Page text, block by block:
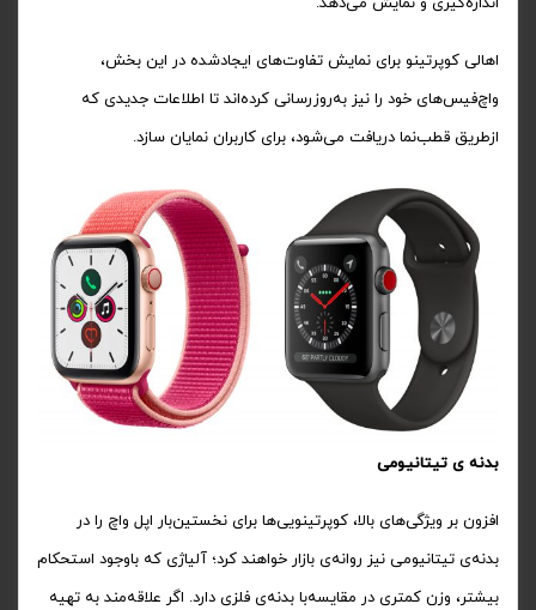
اهالی کوپرتینو برای نمایش تفاوت‌های ایجادشده در این بخش،
واچ‌فیس‌های خود را نیز به‌روزرسانی کرده‌اند تا اطلاعات جدیدی که
ازطریق قطب‌نما دریافت می‌شود، برای کاربران نمایان سازد.
بدنه ی تیتانیومی
افزون‌ بر ویژگی‌های بالا، کوپرتینویی‌ها برای نخستین‌بار اپل واچ را در
بدنه‌ی تیتانیومی نیز روانه‌ی بازار خواهند کرد؛ آلیاژی که باوجود استحکام
بیشتر، وزن کمتری در مقایسه‌با بدنه‌ی فلزی دارد. اگر علاقه‌مند به تهیه